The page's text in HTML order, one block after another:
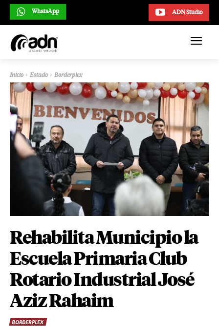
ADN Studio
WhatsApp
Inicio Estado Borderplex
Rehabilita Municipio la
Escuela Primaria Club
Rotario Industrial José
Aziz Rahaim
BORDERPLEX